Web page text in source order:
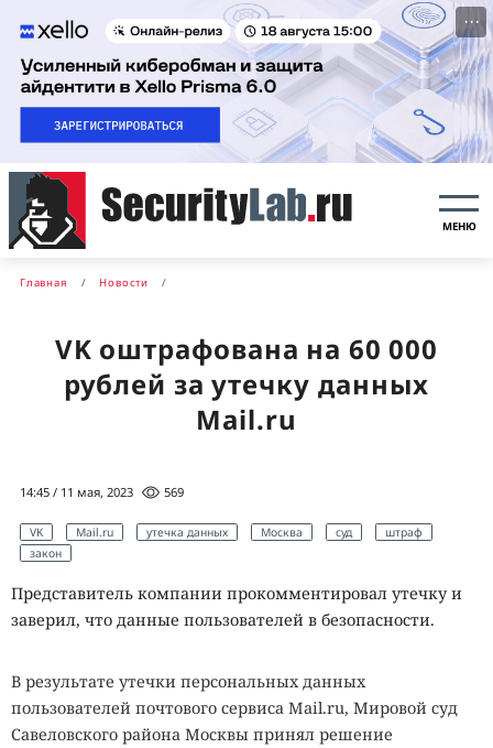
···
МЕНЮ
Главная Новости
VK оштрафована на 60 000
рублей за утечку данных
Mail.ru
14:45 / 11 мая, 2023 569
VK Mail.ru утечка данных Москва суд
штраф
закон
Представитель компании прокомментировал утечку и
заверил, что данные пользователей в безопасности.
В результате утечки персональных данных
пользователей почтового сервиса Mail.ru, Мировой суд
Савеловского района Москвы принял решение